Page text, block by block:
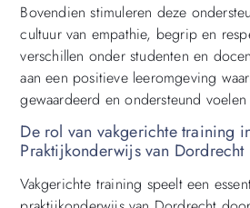
Bovendien stimuleren deze
cultuur van empathie, begrip en
verschillen onder studenten en
aan een positieve leeromgeving
gewaardeerd en ondersteund
De rol van vakgerichte training
Praktijkonderwijs van Dordrecht
Vakgerichte training speelt een